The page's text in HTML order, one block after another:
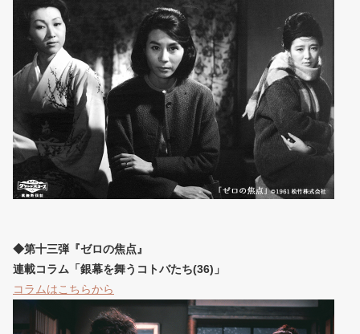
◆第十三弾『ゼロの焦点』
連載コラム「銀幕を舞うコトバたち(36)」
コラムはこちらから